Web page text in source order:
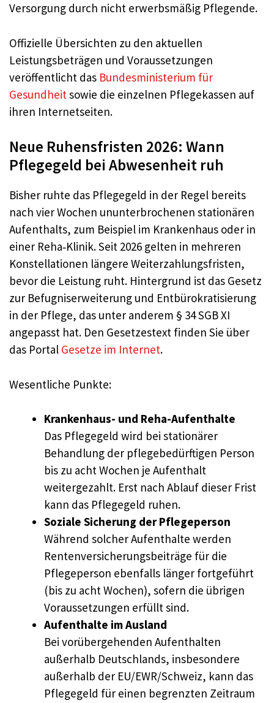
Versorgung durch nicht erwerbsmäßig Pflegende.
Offizielle Übersichten zu den aktuellen
Leistungsbeträgen und Voraussetzungen
veröffentlicht das Bundesministerium für
Gesundheit sowie die einzelnen Pflegekassen auf
ihren Internetseiten.
Neue Ruhensfristen 2026: Wann
Pflegegeld bei Abwesenheit ruh
Bisher ruhte das Pflegegeld in der Regel bereits
nach vier Wochen ununterbrochenen stationären
Aufenthalts, zum Beispiel im Krankenhaus oder in
einer Reha‑Klinik. Seit 2026 gelten in mehreren
Konstellationen längere Weiterzahlungsfristen,
bevor die Leistung ruht. Hintergrund ist das Gesetz
zur Befugniserweiterung und Entbürokratisierung
in der Pflege, das unter anderem § 34 SGB XI
angepasst hat. Den Gesetzestext finden Sie über
das Portal Gesetze im Internet.
Wesentliche Punkte:
Krankenhaus- und Reha-Aufenthalte
Das Pflegegeld wird bei stationärer
Behandlung der pflegebedürftigen Person
bis zu acht Wochen je Aufenthalt
weitergezahlt. Erst nach Ablauf dieser Frist
kann das Pflegegeld ruhen.
Soziale Sicherung der Pflegeperson
Während solcher Aufenthalte werden
Rentenversicherungsbeiträge für die
Pflegeperson ebenfalls länger fortgeführt
(bis zu acht Wochen), sofern die übrigen
Voraussetzungen erfüllt sind.
Aufenthalte im Ausland
Bei vorübergehenden Aufenthalten
außerhalb Deutschlands, insbesondere
außerhalb der EU/EWR/Schweiz, kann das
Pflegegeld für einen begrenzten Zeitraum